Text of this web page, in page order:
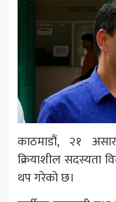
काठमाडौं, २१
क्रियाशील सदस्यता
थप गरेको छ।